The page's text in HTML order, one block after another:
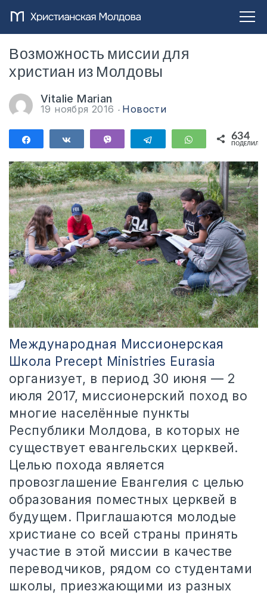
Возможность миссии для
христиан из Молдовы
Vitalie Marian
19 ноября 2016 Новости
ПоделитьсяПоделиться Telegram WhatsApp
634
Международная Миссионерская
Школа Precept Ministries Eurasia
организует, в период 30 июня — 2
июля 2017, миссионерский поход во
многие населённые пункты
Республики Молдова, в которых не
существует евангельских церквей.
Целью похода является
провозглашение Евангелия с целью
образования поместных церквей в
будущем. Приглашаются молодые
христиане со всей страны принять
участие в этой миссии в качестве
переводчиков, рядом со студентами
школы, приезжающими из разных